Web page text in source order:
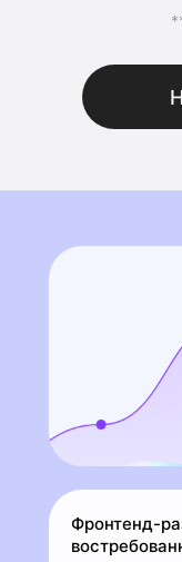
Фронтенд-